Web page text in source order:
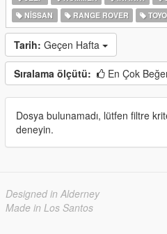
NISSAN
RANGE ROVER
Tarih: Geçen Hafta
Sıralama ölçütü: En Çok
Dosya bulunamadı, lütfen filtre
deneyin.
Designed in Alderney
Made in Los Santos